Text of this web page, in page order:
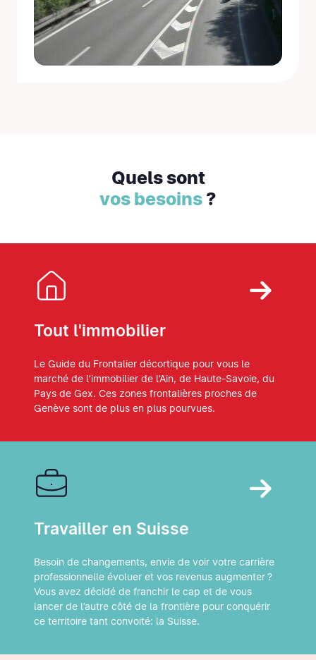
Quels sont
vos besoins ?
Tout l'immobilier
Le Guide du Frontalier décortique pour vous le
marché de l’immobilier de l’Ain, de Haute-Savoie, du
Pays de Gex. Ces zones frontalières proches de
Genève sont de plus en plus pourvues.
Travailler en Suisse
Besoin de changements, envie de voir votre carrière
professionnelle évoluer et vos revenus augmenter ?
Vous avez décidé de franchir le cap et de vous
lancer de l’autre côté de la frontière pour conquérir
ce territoire tant convoité: la Suisse.